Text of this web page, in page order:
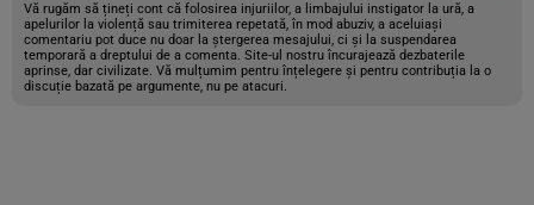
Vă rugăm să țineți cont că folosirea injuriilor, a limbajului instigator la ură, a
apelurilor la violență sau trimiterea repetată, în mod abuziv, a aceluiași
comentariu pot duce nu doar la ștergerea mesajului, ci și la suspendarea
temporară a dreptului de a comenta. Site-ul nostru încurajează dezbaterile
aprinse, dar civilizate. Vă mulțumim pentru înțelegere și pentru contribuția la o
discuție bazată pe argumente, nu pe atacuri.